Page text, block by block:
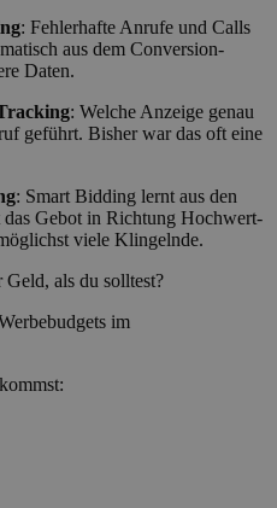
: Fehlerhafte Anrufe und Calls
aus dem Conversion-
Daten.
: Welche Anzeige genau
geführt. Bisher war das oft eine
: Smart Bidding lernt aus den
Gebot in Richtung Hochwert-
viele Klingelnde.
als du solltest?
im